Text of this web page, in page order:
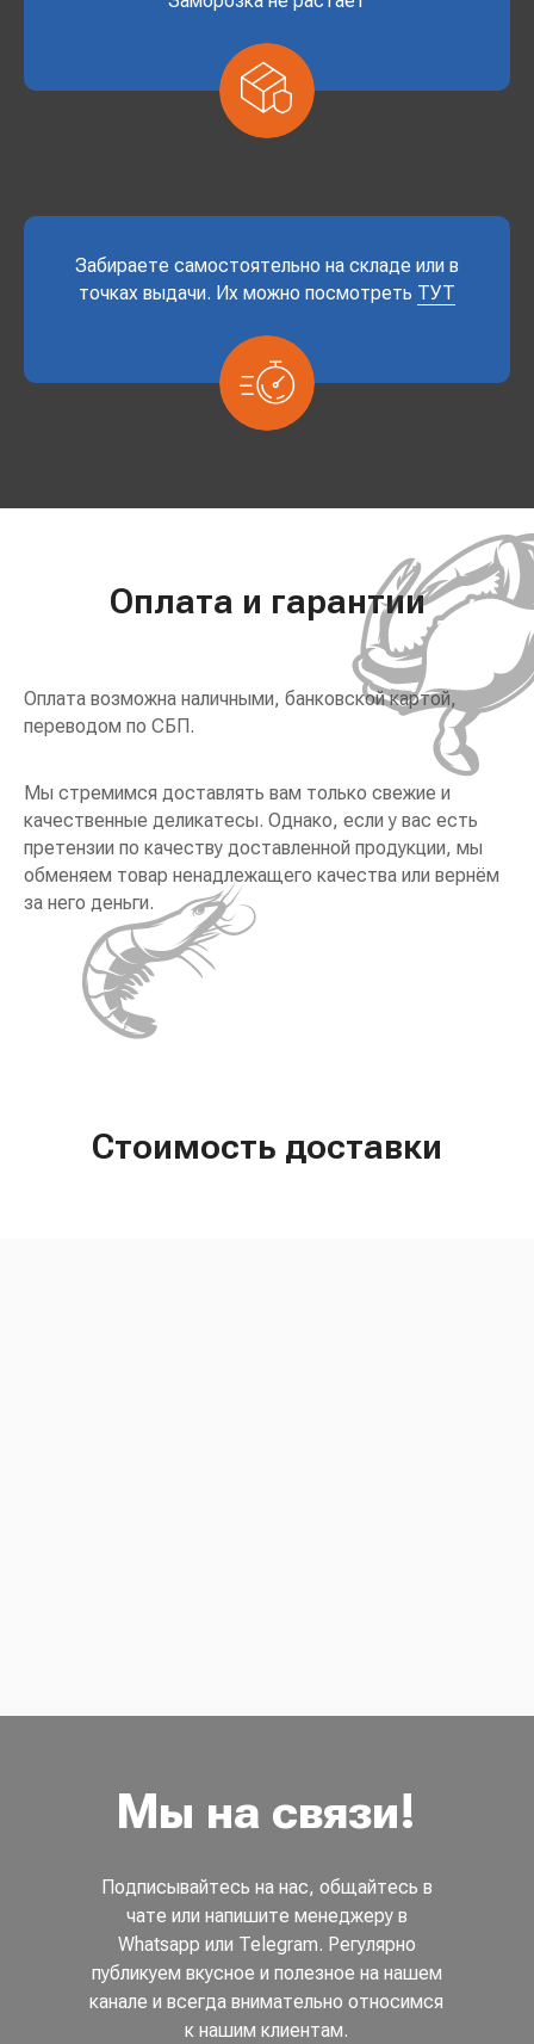
Забираете самостоятельно на складе или в
точках выдачи. Их можно посмотреть ТУТ
Оплата и гарантии
Оплата возможна наличными, банковской картой,
переводом по СБП.
Мы стремимся доставлять вам только свежие и
качественные деликатесы. Однако, если у вас есть
претензии по качеству доставленной продукции, мы
обменяем товар ненадлежащего качества или вернём
за него деньги.
Стоимость доставки
Мы на связи!
Подписывайтесь на нас, общайтесь в
чате или напишите менеджеру в
Whatsapp или Telegram. Регулярно
публикуем вкусное и полезное на нашем
канале и всегда внимательно относимся
к нашим клиентам.